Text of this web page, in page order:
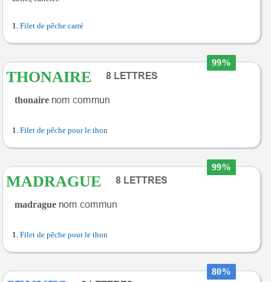
Filet de pêche carré
99%
THONAIRE
thonaire
Filet de pêche pour le thon
99%
MADRAGUE
madrague
Filet de pêche pour le thon
80%